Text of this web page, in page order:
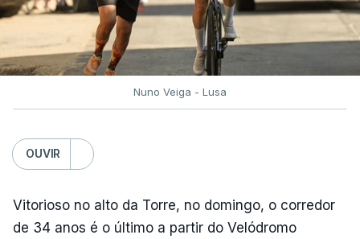
Nuno Veiga - Lusa
OUVIR
Vitorioso no alto da Torre, no domingo, o corredor
de 34 anos é o último a partir do Velódromo